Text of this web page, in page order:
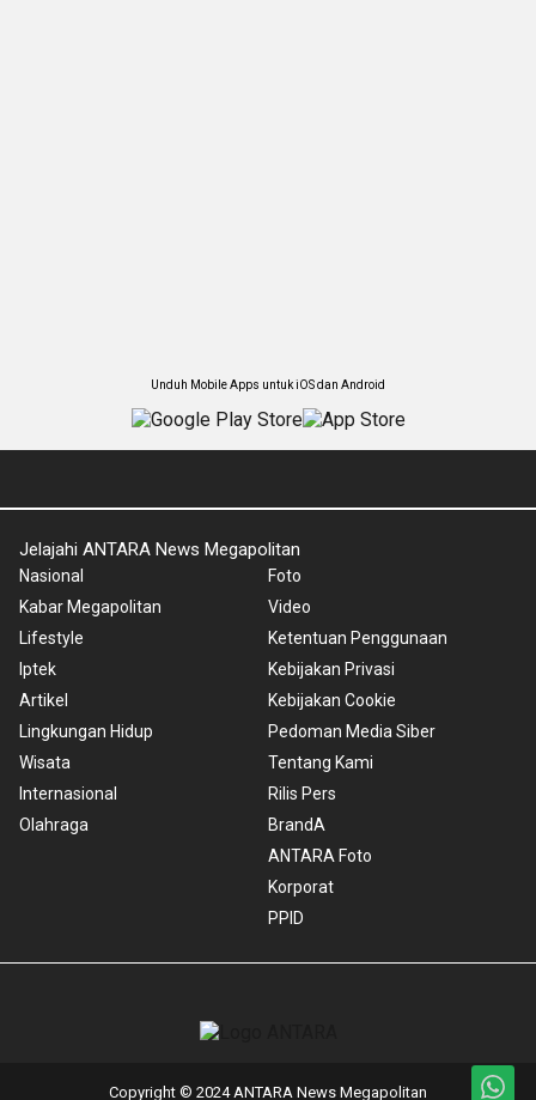
Unduh Mobile Apps untuk iOS dan Android
Jelajahi ANTARA News Megapolitan
Nasional
Kabar Megapolitan
Lifestyle
Iptek
Artikel
Lingkungan Hidup
Wisata
Internasional
Olahraga
Foto
Video
Ketentuan Penggunaan
Kebijakan Privasi
Kebijakan Cookie
Pedoman Media Siber
Tentang Kami
Rilis Pers
BrandA
ANTARA Foto
Korporat
PPID
Copyright © 2024 ANTARA News Megapolitan